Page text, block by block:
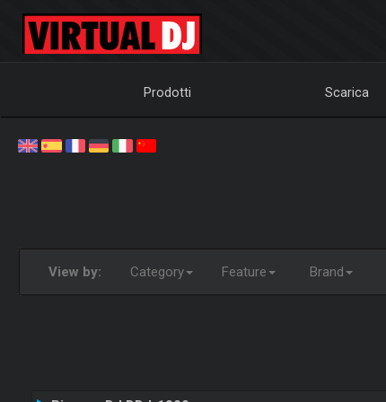
Prodotti Scarica
View by: Category Feature Brand